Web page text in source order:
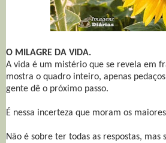
O MILAGRE DA VIDA.
A vida é um mistério que se revela em
mostra o quadro inteiro, apenas
gente dê o próximo passo.
É nessa incerteza que moram os
Não é sobre ter todas as respostas, mas